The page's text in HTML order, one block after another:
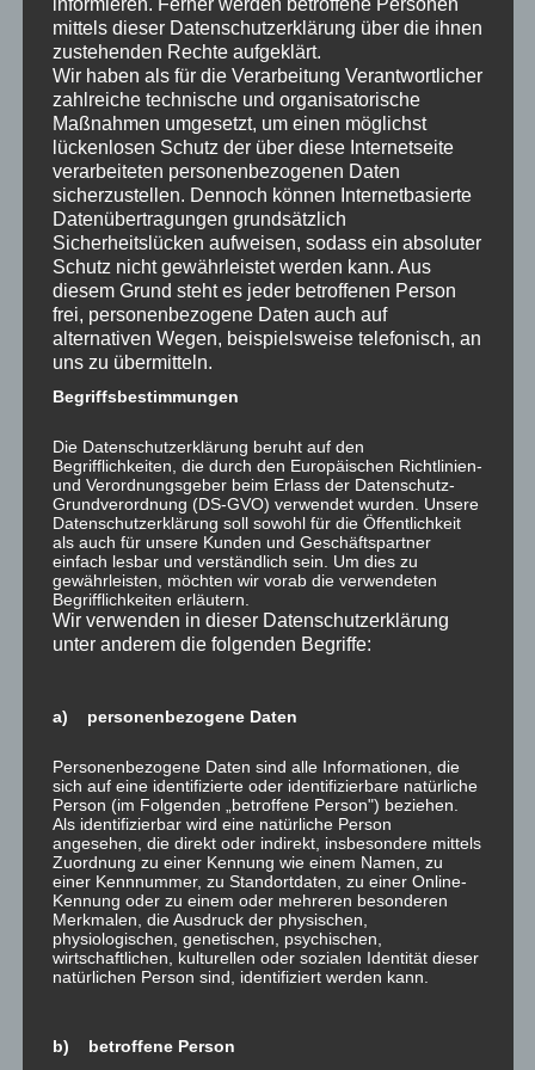
kurz und knapp:
Brancheninfos
Klempner, Gas- und
Wasserinstallateure
25. Februar 2016
In "was gibt es Neues?"
kurz und knapp:
Brancheninfos
Klempner, Gas- und
Wasserinstallateure
4. April 2018
In "was gibt es Neues?"
kurz und knapp:
Baustoffhandel
11. Mai 2018
In "was gibt es Neues?"
Dieser Beitrag wurde am25. Juli 2017unterwas gibt es Neues?
veröffentlicht.
Beitragsnavigation
Gesundes Wohnen,
gesundes Leben –
interessante Parallelen
Unwetterschäden in
Deutschland – Was ist zu tun,
wenn´s passiert ist?
Schreibe einen Kommentar
Deine E-Mail-Adresse wird nicht veröffentlicht.
Erforderliche Felder sind mit*markiert
mittels dieser Datenschutzerklärung über die ihnen
zustehenden Rechte aufgeklärt.
Wir haben als für die Verarbeitung Verantwortlicher
zahlreiche technische und organisatorische
Maßnahmen umgesetzt, um einen möglichst
lückenlosen Schutz der über diese Internetseite
verarbeiteten personenbezogenen Daten
sicherzustellen. Dennoch können Internetbasierte
Datenübertragungen grundsätzlich
Sicherheitslücken aufweisen, sodass ein absoluter
Schutz nicht gewährleistet werden kann. Aus
diesem Grund steht es jeder betroffenen Person
frei, personenbezogene Daten auch auf
alternativen Wegen, beispielsweise telefonisch, an
uns zu übermitteln.
Begriffsbestimmungen
Die Datenschutzerklärung beruht auf den
Begrifflichkeiten, die durch den Europäischen Richtlinien-
und Verordnungsgeber beim Erlass der Datenschutz-
Grundverordnung (DS-GVO) verwendet wurden. Unsere
Datenschutzerklärung soll sowohl für die Öffentlichkeit
als auch für unsere Kunden und Geschäftspartner
einfach lesbar und verständlich sein. Um dies zu
gewährleisten, möchten wir vorab die verwendeten
Begrifflichkeiten erläutern.
Wir verwenden in dieser Datenschutzerklärung
unter anderem die folgenden Begriffe:
a) personenbezogene Daten
Personenbezogene Daten sind alle Informationen, die
sich auf eine identifizierte oder identifizierbare natürliche
Person (im Folgenden „betroffene Person") beziehen.
Als identifizierbar wird eine natürliche Person
angesehen, die direkt oder indirekt, insbesondere mittels
Zuordnung zu einer Kennung wie einem Namen, zu
einer Kennnummer, zu Standortdaten, zu einer Online-
Kennung oder zu einem oder mehreren besonderen
Merkmalen, die Ausdruck der physischen,
physiologischen, genetischen, psychischen,
wirtschaftlichen, kulturellen oder sozialen Identität dieser
natürlichen Person sind, identifiziert werden kann.
b) betroffene Person